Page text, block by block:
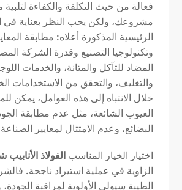
فعالة من حيث التكلفة والكفاءة
مشروعك، ولكن يجب النظر بعناية في
الرئيسية المذكورة أعلاه: مطابقة
وتكنولوجيا التصنيع وقدرة الشركة
المضاد للتآكل والمتانة، والخدمات
والتغليف، والتحقق من الاستخدامات
خلال الانتباه إلى هذه العوامل، يمكن
العيوب الشائعة، مثل عدم مطابقة
البضائع، وعدم الامتثال لمعايير
اختيار الخيار المناسب الفولاذ الأنابيب
الزاوية في عملية استيراد ناجحة.
الطيبة سيولي الأولوية لمراقبة الجودة،